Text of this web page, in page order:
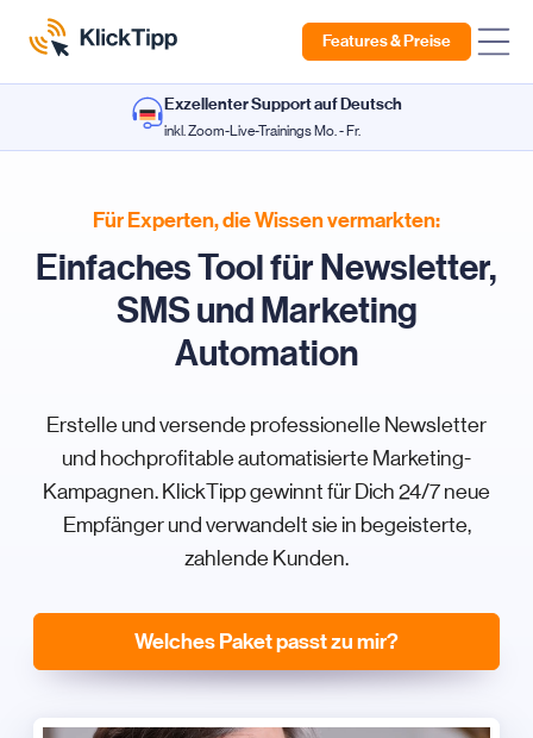
Features & Preise
Exzellenter Support auf Deutsch
inkl. Zoom-Live-Trainings Mo. - Fr.
Für Experten, die Wissen vermarkten:
Einfaches Tool für Newsletter,
SMS und Marketing
Automation
Erstelle und versende professionelle Newsletter
und hochprofitable automatisierte Marketing-
Kampagnen. KlickTipp gewinnt für Dich 24/7 neue
Empfänger und verwandelt sie in begeisterte,
zahlende Kunden.
Welches Paket passt zu mir?